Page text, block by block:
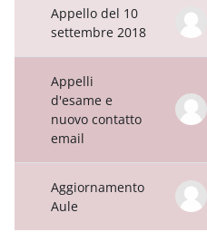
Appello del 10
settembre 2018
Appelli
d'esame e
nuovo contatto
email
Aggiornamento
Aule